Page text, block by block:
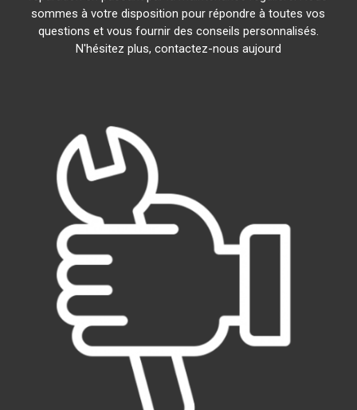
sommes à votre disposition pour répondre à toutes vos
questions et vous fournir des conseils personnalisés.
N'hésitez plus, contactez-nous aujourd